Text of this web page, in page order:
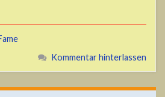
Kommentar hinterlassen